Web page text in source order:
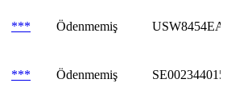
*** Ödenmemiş
*** Ödenmemiş